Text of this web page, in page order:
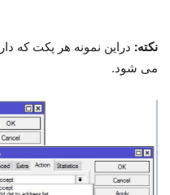
نکته:
می شود.